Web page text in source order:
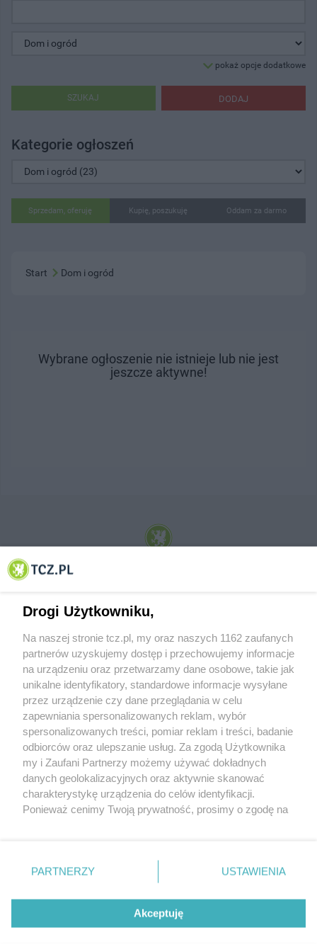
pokaż opcje dodatkowe
DODAJ
SZUKAJ
Kategorie ogłoszeń
Sprzedam, oferuję Kupię, poszukuję Oddam za darmo
Start Dom i ogród
Wybrane ogłoszenie nie istnieje lub nie jest
jeszcze aktywne!
© 2001-2026 Tczew - TCZ.PL Sp. z o.o. Internetowy Serwis Informacyjny Miasta
O FIRMIE POLITYKA PRYWATNOŚCI HOSTING
REKLAMA WSPÓŁPRACA RSS FACEBOOK KONTAKT
Nasze serwisy
Aktualności
Tcz24
Historia miasta
Muzyka i kultura
Archiwum wydarzeń
Zdjęcia miasta
Drogi Użytkowniku,
Na naszej stronie tcz.pl, my oraz naszych 1162 zaufanych
partnerów uzyskujemy dostęp i przechowujemy informacje
na urządzeniu oraz przetwarzamy dane osobowe, takie jak
unikalne identyfikatory, standardowe informacje wysyłane
przez urządzenie czy dane przeglądania w celu
zapewniania spersonalizowanych reklam, wybór
spersonalizowanych treści, pomiar reklam i treści, badanie
odbiorców oraz ulepszanie usług. Za zgodą Użytkownika
my i Zaufani Partnerzy możemy używać dokładnych
danych geolokalizacyjnych oraz aktywnie skanować
charakterystykę urządzenia do celów identyfikacji.
Ponieważ cenimy Twoją prywatność, prosimy o zgodę na
znajdujący się w lewym dolnym rogu strony
. Niektóre
przetwarzaniu. Preferencje będą miały zastosowania tylko
PARTNERZY USTAWIENIA
Akceptuję